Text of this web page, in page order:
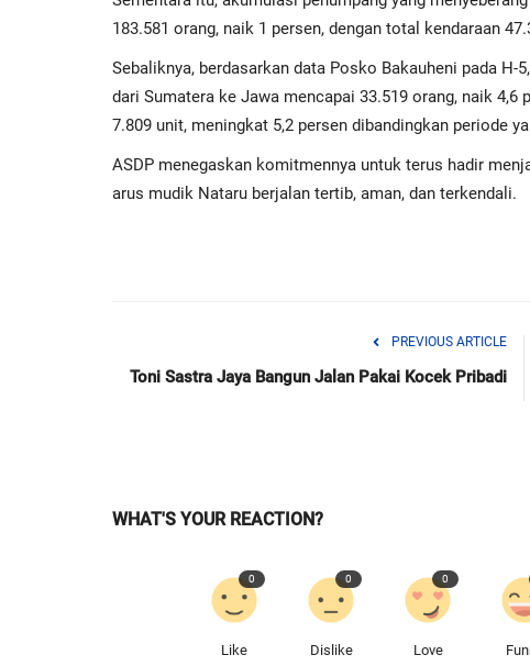
183.581 orang, naik 1 persen, dengan total kendaraan
Sebaliknya, berdasarkan data Posko Bakauheni pada
dari Sumatera ke Jawa mencapai 33.519 orang, naik
7.809 unit, meningkat 5,2 persen dibandingkan periode
ASDP menegaskan komitmennya untuk terus hadir
arus mudik Nataru berjalan tertib, aman, dan terkendali.
PREVIOUS ARTICLE
Toni Sastra Jaya Bangun Jalan Pakai Kocek Pribadi
WHAT'S YOUR REACTION?
Like
0
Dislike
0
Love
0